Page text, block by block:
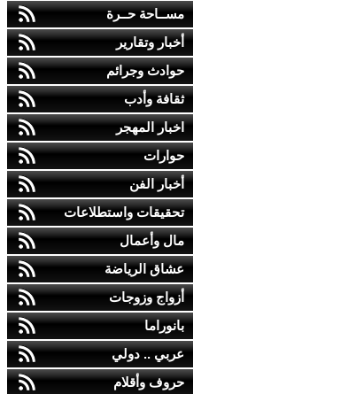
مســاحة حــرة
أخبار وتقارير
حوادث وجرائم
ثقافة وأدب
اخبار المهجر
حوارات
أخبار الفن
تحقيقات واستطلاعات
مال وأعمال
عشاق الرياضة
أزواج وزوجات
بانوراما
عربي .. دولي
حروف وأقلام